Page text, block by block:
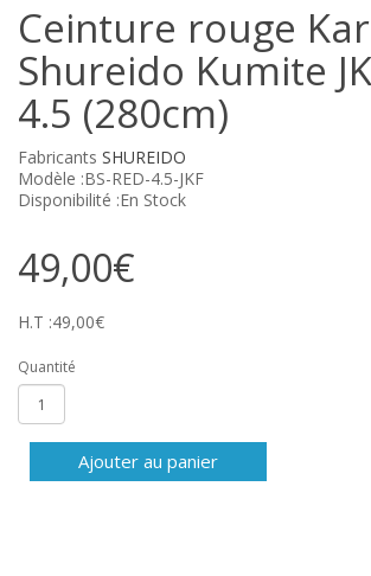
Ceinture rouge
Shureido Kumite
4.5 (280cm)
Fabricants SHUREIDO
Modèle :BS-RED-4.5-JKF
Disponibilité :En Stock
49,00€
H.T :49,00€
Quantité
Ajouter au panier